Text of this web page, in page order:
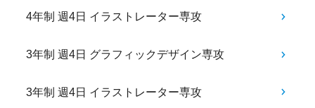
4年制 週4日 イラストレーター専攻
3年制 週4日 グラフィックデザイン専攻
3年制 週4日 イラストレーター専攻